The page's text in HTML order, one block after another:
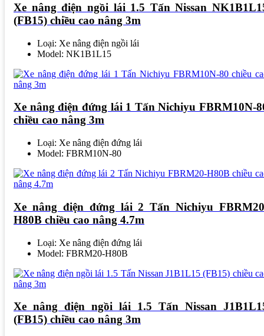
Xe nâng điện ngồi lái 1.5 Tấn Nissan
(FB15) chiều cao nâng 3m
Loại: Xe nâng điện ngồi lái
Model: NK1B1L15
Xe nâng điện đứng lái 1 Tấn Nichiyu FBRM10N-
chiều cao nâng 3m
Loại: Xe nâng điện đứng lái
Model: FBRM10N-80
Xe nâng điện đứng lái 2 Tấn Nichiyu
H80B chiều cao nâng 4.7m
Loại: Xe nâng điện đứng lái
Model: FBRM20-H80B
Xe nâng điện ngồi lái 1.5 Tấn Nissan
(FB15) chiều cao nâng 3m